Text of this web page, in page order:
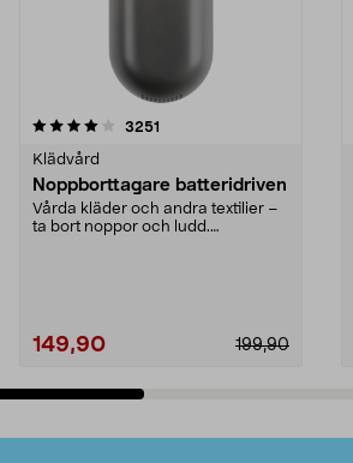
3251
Klädvård
Noppborttagare batteridriven
Vårda kläder och andra textilier –
ta bort noppor och ludd.
199,90
149,90
4.5av 5 stjärnor